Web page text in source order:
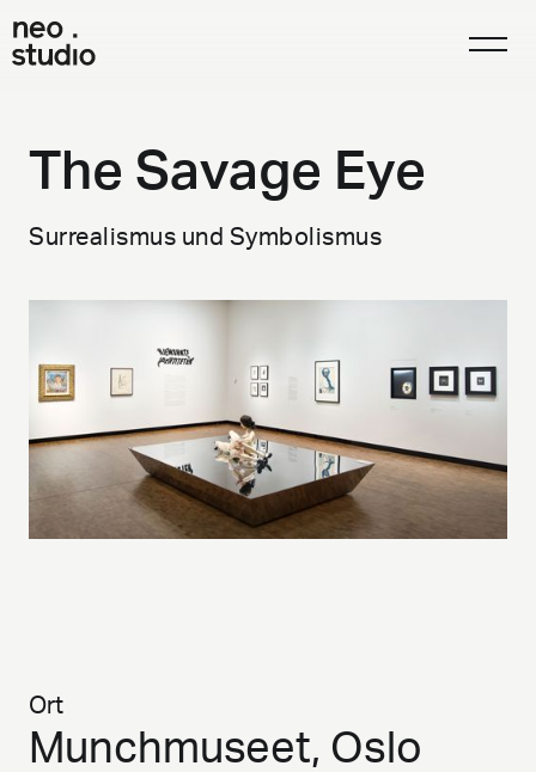
The Savage Eye
Surrealismus und Symbolismus
Ort
Munchmuseet, Oslo